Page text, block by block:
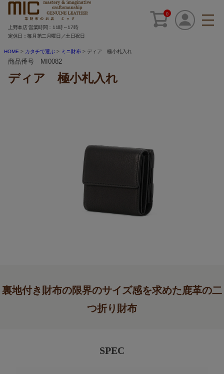
0
上野本店 営業時間：11時～17時
定休日：毎月第二月曜日／土日祝日
HOME カタチで選ぶ ミニ財布 ディア 極小札入れ
商品番号 MI0082
ディア 極小札入れ
裏地付き財布の限界のサイズ感を求めた鹿革の二
つ折り財布
SPEC